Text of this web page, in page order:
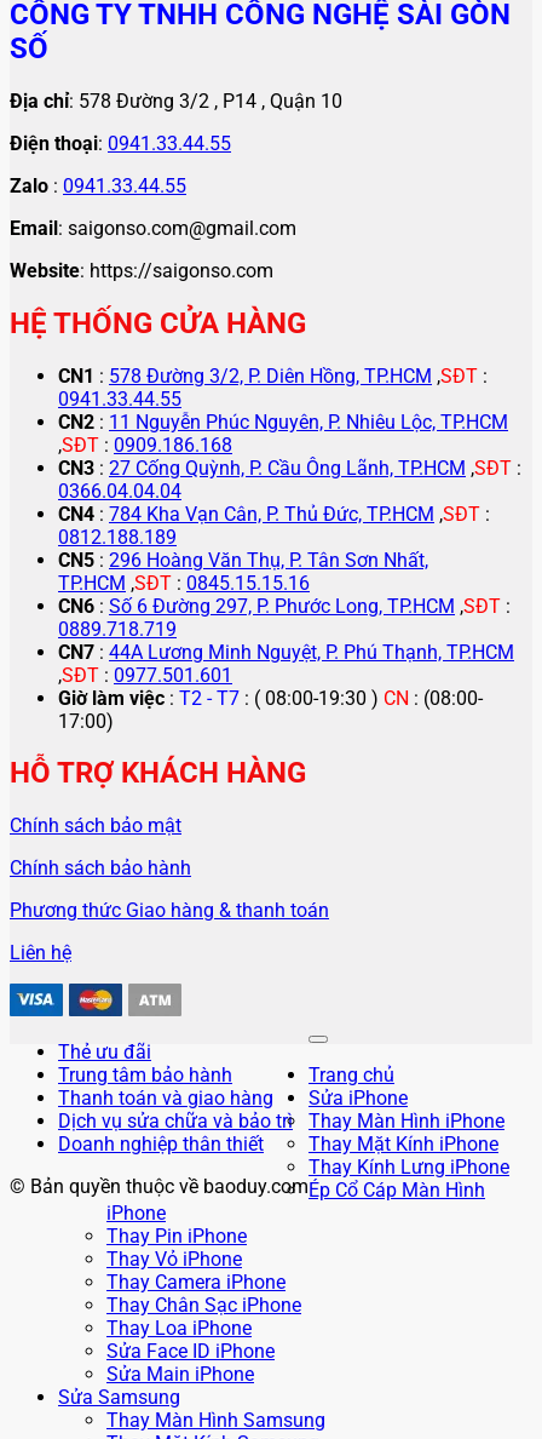
CÔNG TY TNHH CÔNG NGHỆ SÀI GÒN
SỐ
Địa chỉ: 578 Đường 3/2 , P14 , Quận 10
Điện thoại: 0941.33.44.55
Zalo : 0941.33.44.55
Email: saigonso.com@gmail.com
Website: https://saigonso.com
HỆ THỐNG CỬA HÀNG
CN1 : 578 Đường 3/2, P. Diên Hồng, TP.HCM ,SĐT :
0941.33.44.55
CN2 : 11 Nguyễn Phúc Nguyên, P. Nhiêu Lộc, TP.HCM
,SĐT : 0909.186.168
CN3 : 27 Cống Quỳnh, P. Cầu Ông Lãnh, TP.HCM ,SĐT :
0366.04.04.04
CN4 : 784 Kha Vạn Cân, P. Thủ Đức, TP.HCM ,SĐT :
0812.188.189
CN5 : 296 Hoàng Văn Thụ, P. Tân Sơn Nhất,
TP.HCM ,SĐT : 0845.15.15.16
CN6 : Số 6 Đường 297, P. Phước Long, TP.HCM ,SĐT :
0889.718.719
CN7 : 44A Lương Minh Nguyệt, P. Phú Thạnh, TP.HCM
,SĐT : 0977.501.601
Giờ làm việc : T2 - T7 : ( 08:00-19:30 ) CN : (08:00-
17:00)
HỖ TRỢ KHÁCH HÀNG
Chính sách bảo mật
Chính sách bảo hành
Phương thức Giao hàng & thanh toán
Liên hệ
Thẻ ưu đãi
Trung tâm bảo hành
Thanh toán và giao hàng
Dịch vụ sửa chữa và bảo trì
Doanh nghiệp thân thiết
© Bản quyền thuộc về baoduy.com
Trang chủ
Sửa iPhone
Thay Màn Hình iPhone
Thay Mặt Kính iPhone
Thay Kính Lưng iPhone
Ép Cổ Cáp Màn Hình
iPhone
Thay Pin iPhone
Thay Vỏ iPhone
Thay Camera iPhone
Thay Chân Sạc iPhone
Thay Loa iPhone
Sửa Face ID iPhone
Sửa Main iPhone
Sửa Samsung
Thay Màn Hình Samsung